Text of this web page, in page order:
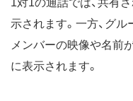
1対1の通話では、共有
示されます。一方、グ
メンバーの映像や名前
に表示されます。